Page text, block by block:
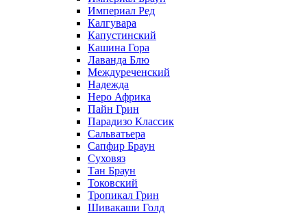
Империал Ред
Калгувара
Капустинский
Кашина Гора
Лаванда Блю
Междуреченский
Надежда
Неро Африка
Пайн Грин
Парадизо Классик
Сальватьера
Сапфир Браун
Суховяз
Тан Браун
Токовский
Тропикал Грин
Шивакаши Голд